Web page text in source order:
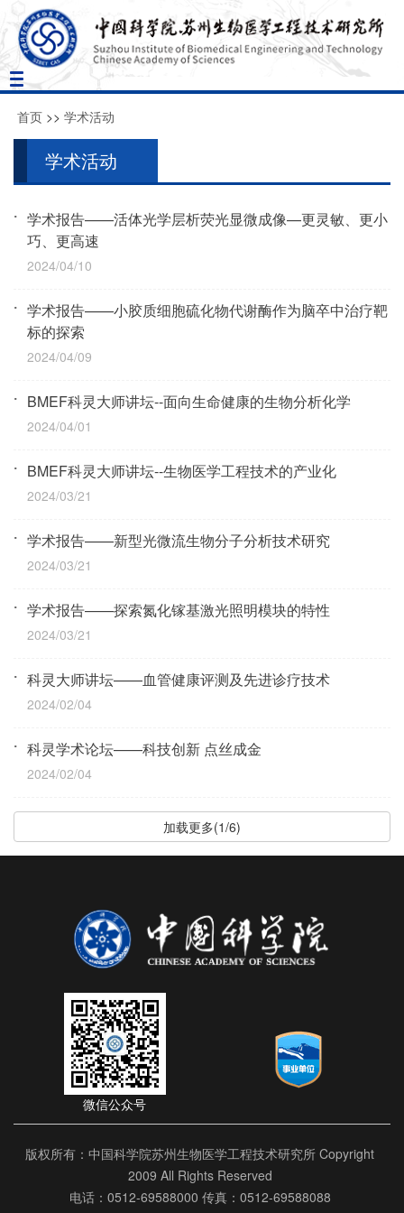
Toggle
navigation
首页 >> 学术活动
学术活动
学术报告——活体光学层析荧光显微成像—更灵敏、更小
巧、更高速
2024/04/10
学术报告——小胶质细胞硫化物代谢酶作为脑卒中治疗靶
标的探索
2024/04/09
BMEF科灵大师讲坛--面向生命健康的生物分析化学
2024/04/01
BMEF科灵大师讲坛--生物医学工程技术的产业化
2024/03/21
学术报告——新型光微流生物分子分析技术研究
2024/03/21
学术报告——探索氮化镓基激光照明模块的特性
2024/03/21
科灵大师讲坛——血管健康评测及先进诊疗技术
2024/02/04
科灵学术论坛——科技创新 点丝成金
2024/02/04
加载更多(1/6)
微信公众号
版权所有：中国科学院苏州生物医学工程技术研究所 Copyright
2009 All Rights Reserved
电话：0512-69588000 传真：0512-69588088